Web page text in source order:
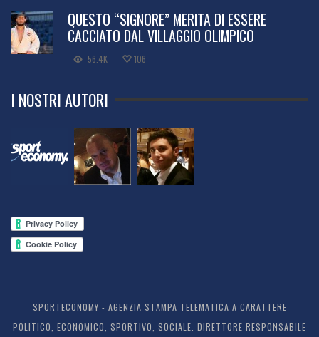
QUESTO “SIGNORE” MERITA DI ESSERE
CACCIATO DAL VILLAGGIO OLIMPICO
56.4K 106
I NOSTRI AUTORI
SPORTECONOMY - AGENZIA STAMPA TELEMATICA A CARATTERE
POLITICO, ECONOMICO, SPORTIVO, SOCIALE. DIRETTORE RESPONSABILE